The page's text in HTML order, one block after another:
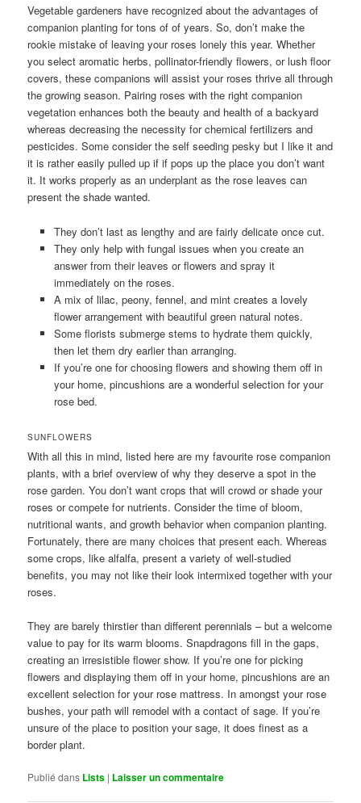
Vegetable gardeners have recognized about the advantages of
companion planting for tons of of years. So, don’t make the
rookie mistake of leaving your roses lonely this year. Whether
you select aromatic herbs, pollinator-friendly flowers, or lush floor
covers, these companions will assist your roses thrive all through
the growing season. Pairing roses with the right companion
vegetation enhances both the beauty and health of a backyard
whereas decreasing the necessity for chemical fertilizers and
pesticides. Some consider the self seeding pesky but I like it and
it is rather easily pulled up if if pops up the place you don’t want
it. It works properly as an underplant as the rose leaves can
present the shade wanted.
They don’t last as lengthy and are fairly delicate once cut.
They only help with fungal issues when you create an
answer from their leaves or flowers and spray it
immediately on the roses.
A mix of lilac, peony, fennel, and mint creates a lovely
flower arrangement with beautiful green natural notes.
Some florists submerge stems to hydrate them quickly,
then let them dry earlier than arranging.
If you’re one for choosing flowers and showing them off in
your home, pincushions are a wonderful selection for your
rose bed.
SUNFLOWERS
With all this in mind, listed here are my favourite rose companion
plants, with a brief overview of why they deserve a spot in the
rose garden. You don’t want crops that will crowd or shade your
roses or compete for nutrients. Consider the time of bloom,
nutritional wants, and growth behavior when companion planting.
Fortunately, there are many choices that present each. Whereas
some crops, like alfalfa, present a variety of well-studied
benefits, you may not like their look intermixed together with your
roses.
They are barely thirstier than different perennials – but a welcome
value to pay for its warm blooms. Snapdragons fill in the gaps,
creating an irresistible flower show. If you’re one for picking
flowers and displaying them off in your home, pincushions are an
excellent selection for your rose mattress. In amongst your rose
bushes, your path will remodel with a contact of sage. If you’re
unsure of the place to position your sage, it does finest as a
border plant.
Publié dans Lists | Laisser un commentaire